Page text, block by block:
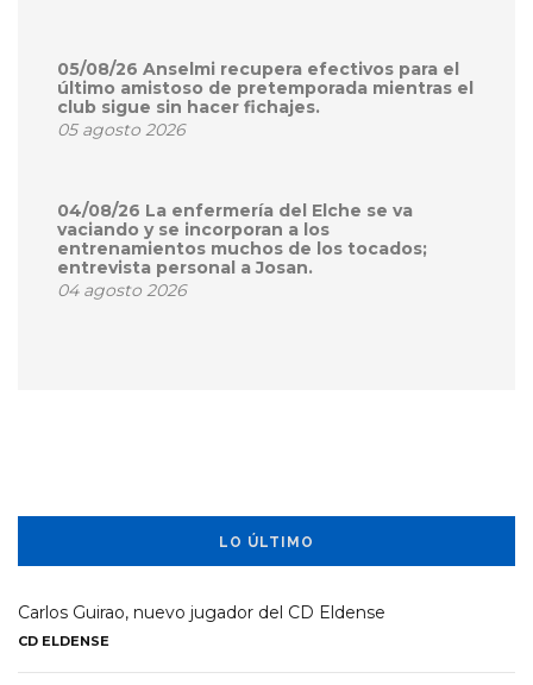
05/08/26 Anselmi recupera efectivos para el
último amistoso de pretemporada mientras el
club sigue sin hacer fichajes.
05 agosto 2026
04/08/26 La enfermería del Elche se va
vaciando y se incorporan a los
entrenamientos muchos de los tocados;
entrevista personal a Josan.
04 agosto 2026
LO ÚLTIMO
Carlos Guirao, nuevo jugador del CD Eldense
CD ELDENSE